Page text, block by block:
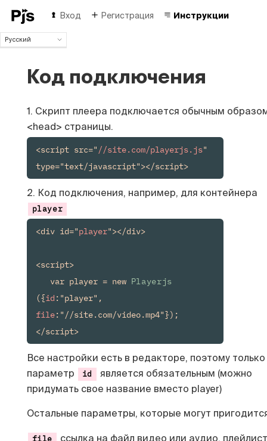
Вход Регистрация Инструкции
Русский
Deutsch
Код подключения
1. Скрипт плеера подключается обычным
<head> страницы.
<script src=" //site.com/playerjs.js"
type="text/javascript"></script>
2. Код подключения, например, для контейнера
player
<div id="player"></div>
<script>
var player = new Playerjs
({id
file:"//site.com/video.mp4"});
</script>
Все настройки есть в редакторе, поэтому только
параметр
id
является обязательным (можно
придумать свое название вместо player)
Остальные параметры, которые могут
file ссылка на файл видео или аудио, плейлист